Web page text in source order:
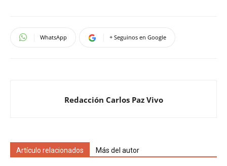
WhatsApp + Seguinos en Google
Redacción Carlos Paz Vivo
Artículo relacionados Más del autor